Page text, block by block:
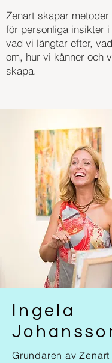
Zenart skapar
för personliga insikter i
vad vi längtar efter,
om, hur vi känner och
skapa.
Ingela
Grundaren av Zenart